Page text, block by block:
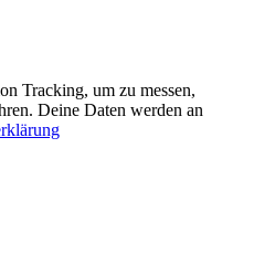
Tracking, um zu messen,
Deine Daten werden an